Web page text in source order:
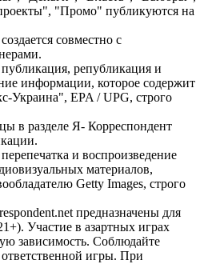
"Промо" публикуются на
совместно с
републикация и
информации, которое содержит
Украина", EPA / UPG, строго
в разделе Я- Корреспондент
и воспроизведение
материалов,
Getty Images, строго
предназначены для
Участие в азартных играх
зависимость. Соблюдайте
игры. При